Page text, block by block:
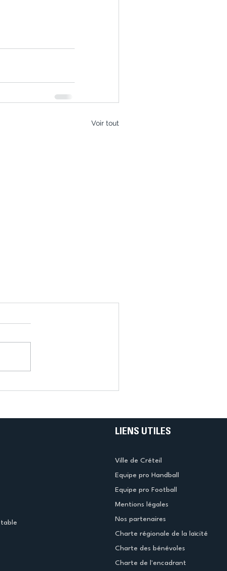
Voir tout
LIENS UTILES
Ville de Créteil
Equipe pro Handball
Equipe pro Football
Mentions légales
Nos partenaires
Charte régionale de la laïcité
Charte des bénévoles
Charte de l'encadrant